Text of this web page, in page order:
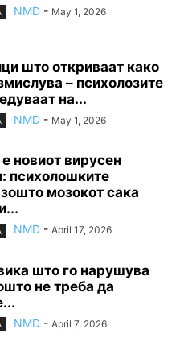
NMD - May 1, 2026
што откриваат како
– психолозите
на...
NMD - May 1, 2026
новиот вирусен
психолошките
мозокот сака
NMD - April 17, 2026
што го нарушува
не треба да
NMD - April 7, 2026